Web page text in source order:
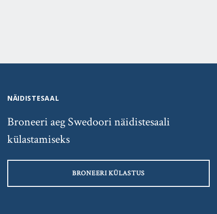
NÄIDISTESAAL
Broneeri aeg Swedoori näidistesaali
külastamiseks
BRONEERI KÜLASTUS